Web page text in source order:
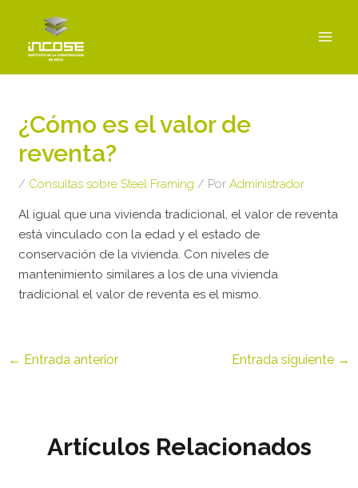
contenido
¿Cómo es el valor de
reventa?
/ Consultas sobre Steel Framing / PorAdministrador
Al igual que una vivienda tradicional, el valor de reventa
está vinculado con la edad y el estado de
conservación de la vivienda. Con niveles de
mantenimiento similares a los de una vivienda
tradicional el valor de reventa es el mismo.
entradas
← Entrada anterior Entrada siguiente →
Artículos Relacionados